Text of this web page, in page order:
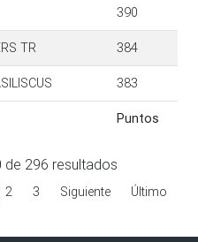
Puntos
390
TR 384
383
Puntos
de 296 resultados
2 3 Siguiente Último